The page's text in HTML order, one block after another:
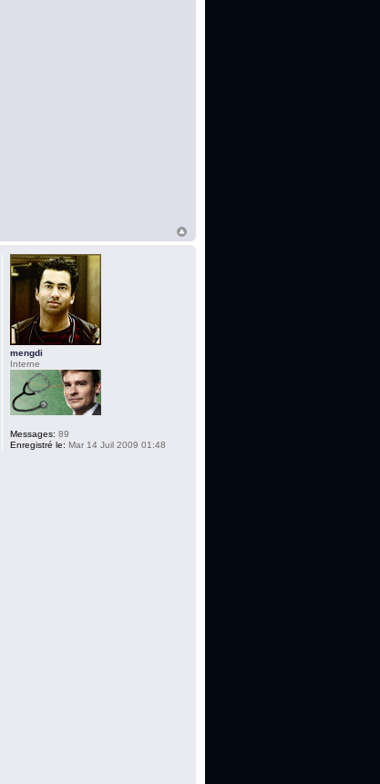
mengdi
Interne
Messages: 89
Enregistré le: Mar 14 Juil 2009 01:48